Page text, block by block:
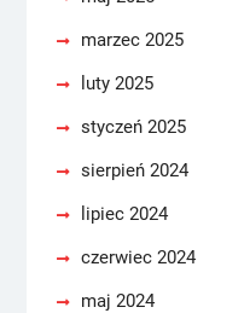
marzec 2025
luty 2025
styczeń 2025
sierpień 2024
lipiec 2024
czerwiec 2024
maj 2024